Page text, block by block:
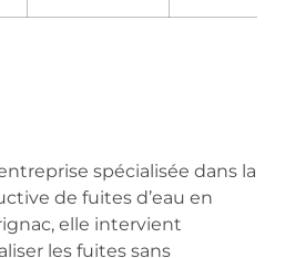
spécialisée dans la
de fuites d’eau en
elle intervient
les fuites sans